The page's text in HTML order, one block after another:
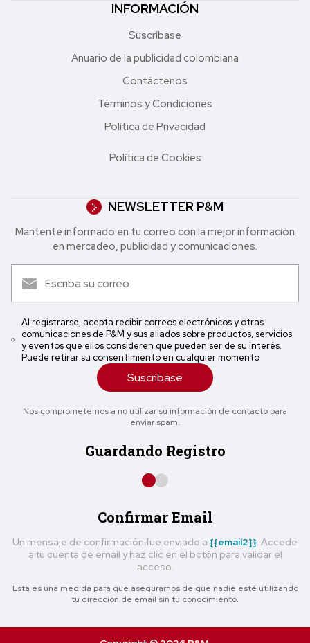
INFORMACIÓN
Suscríbase
Anuario de la publicidad colombiana
Contáctenos
Términos y Condiciones
Política de Privacidad
Política de Cookies
NEWSLETTER P&M
Mantente informado en tu correo con la mejor in formación
en mercadeo, publicidad y comunicaciones.
Al registrarse, acepta recibir correos electrónicos y otras
comunicaciones de P&M y sus aliados sobre productos, servicios
y eventos que ellos consideren que pueden ser de su interés.
Puede retirar su consentimiento en cualquier momento
Suscríbase
Nos comprometemos a no utilizar su información de contacto para
enviar spam.
Guardando Registro
Confirmar Email
Un mensaje de confirmación fue enviado a {{email2}}. Accede
a tu cuenta de email y haz clic en el botón para validar el
acceso.
Esta es una medida para que asegurarnos de que nadie esté utilizando
tu dirección de email sin tu conocimiento.